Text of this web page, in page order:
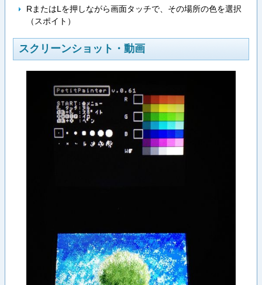
RまたはLを押しながら画面タッチで、その場所の色を選択
（スポイト）
スクリーンショット・動画